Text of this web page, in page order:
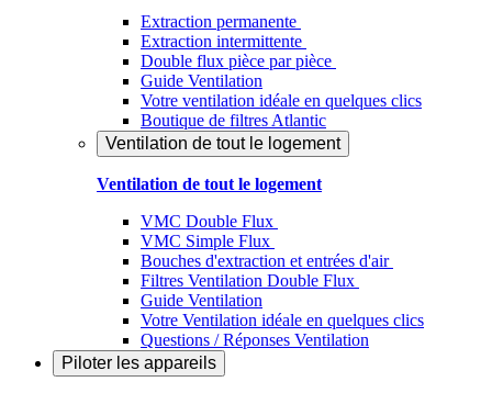
Extraction permanente
Extraction intermittente
Double flux pièce par pièce
Guide Ventilation
Votre ventilation idéale en quelques clics
Boutique de filtres Atlantic
Ventilation de tout le logement
Ventilation de tout le logement
VMC Double Flux
VMC Simple Flux
Bouches d'extraction et entrées d'air
Filtres Ventilation Double Flux
Guide Ventilation
Votre Ventilation idéale en quelques clics
Questions / Réponses Ventilation
Piloter les appareils